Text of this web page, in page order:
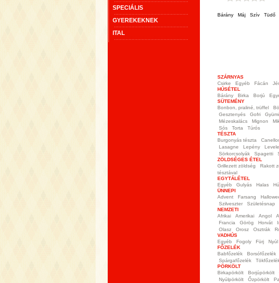
SPECIÁLIS
GYEREKEKNEK
ITAL
Bárány Máj Szív Tüdő
SZÁRNYAS
Csirke
Egyéb Fácán
HÚSÉTEL
Bárány
Birka Borjú
SÜTEMÉNY
Bonbon, praliné, trüffel
Gesztenyés
Gofri
Mézeskalács
Mignon
Sós
Torta
Túrós
TÉSZTA
Burgonyás tészta
Lasagne
Lepény
Sörkorcsolyák
Spagetti
ZÖLDSÉGES ÉTEL
Grillezett zöldség
Rakott
tésztával
EGYTÁLÉTEL
Egyéb
Gulyás Halas
ÜNNEPI
Advent
Farsang
Szilveszter
Születésnap
NEMZETI
Afrikai
Amerikai Angol
Francia
Görög Horvát
Olasz
Orosz Osztrák
VADHÚS
Egyéb
Fogoly Fürj Nyúl
FŐZELÉK
Babfőzelék
Borsófőzelék
Spárgafőzelék
PÖRKÖLT
Birkapörkölt
Borjúpörkölt
Nyúlpörkölt
Őzpörkölt